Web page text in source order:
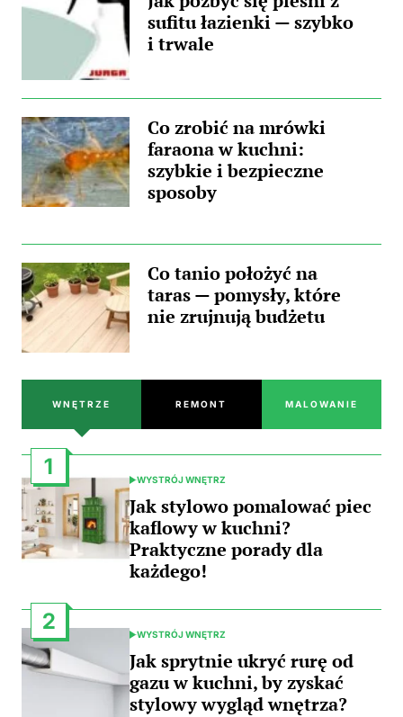
sufitu łazienki — szybko
i trwale
Co zrobić na mrówki
faraona w kuchni:
szybkie i bezpieczne
sposoby
Co tanio położyć na
taras — pomysły, które
nie zrujnują budżetu
WNĘTRZE REMONT MALOWANIE
1
POSTED
IN
WYSTRÓJ WNĘTRZ
Jak stylowo pomalować piec
kaflowy w kuchni?
Praktyczne porady dla
każdego!
2
POSTED
IN
WYSTRÓJ WNĘTRZ
Jak sprytnie ukryć rurę od
gazu w kuchni, by zyskać
stylowy wygląd wnętrza?